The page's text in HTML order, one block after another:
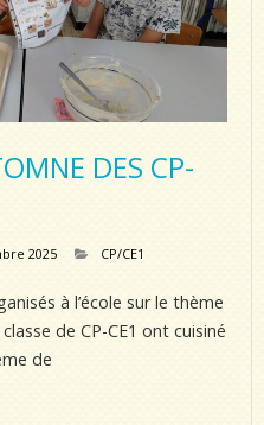
DES CP-
2025 CP/CE1
à l’école sur le thème
de CP-CE1 ont cuisiné
de